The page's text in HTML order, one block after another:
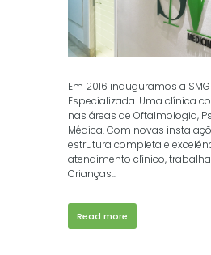
Em 2016 inauguramos a
Especializada. Uma clínica
nas áreas de Oftalmologia,
Médica. Com novas
estrutura completa e
atendimento clínico,
Crianças...
Read more